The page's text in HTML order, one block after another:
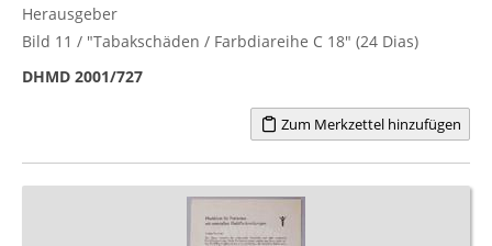
Herausgeber
Bild 11 / "Tabakschäden / Farbdiareihe C 18" (24 Dias)
DHMD 2001/727
Zum Merkzettel hinzufügen